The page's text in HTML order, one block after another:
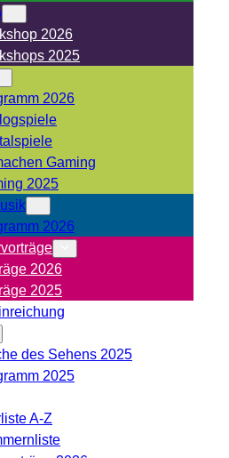
2026
2025
2026
Gaming
2025
2026
2026
2025
des Sehens 2025
2025
A-Z